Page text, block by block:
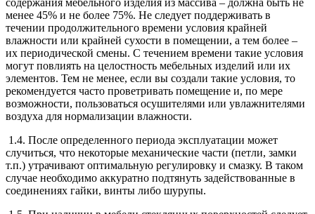
содержания мебельного изделия из массива – должна быть не
менее 45% и не более 75%. Не следует поддерживать в
течении продолжительного времени условия крайней
влажности или крайней сухости в помещении, а тем более –
их периодической смены. С течением времени такие условия
могут повлиять на целостность мебельных изделий или их
элементов. Тем не менее, если вы создали такие условия, то
рекомендуется часто проветривать помещение и, по мере
возможности, пользоваться осушителями или увлажнителями
воздуха для нормализации влажности.
1.4. После определенного периода эксплуатации может
случиться, что некоторые механические части (петли, замки
т.п.) утрачивают оптимальную регулировку и смазку. В таком
случае необходимо аккуратно подтянуть задействованные в
соединениях гайки, винты либо шурупы.